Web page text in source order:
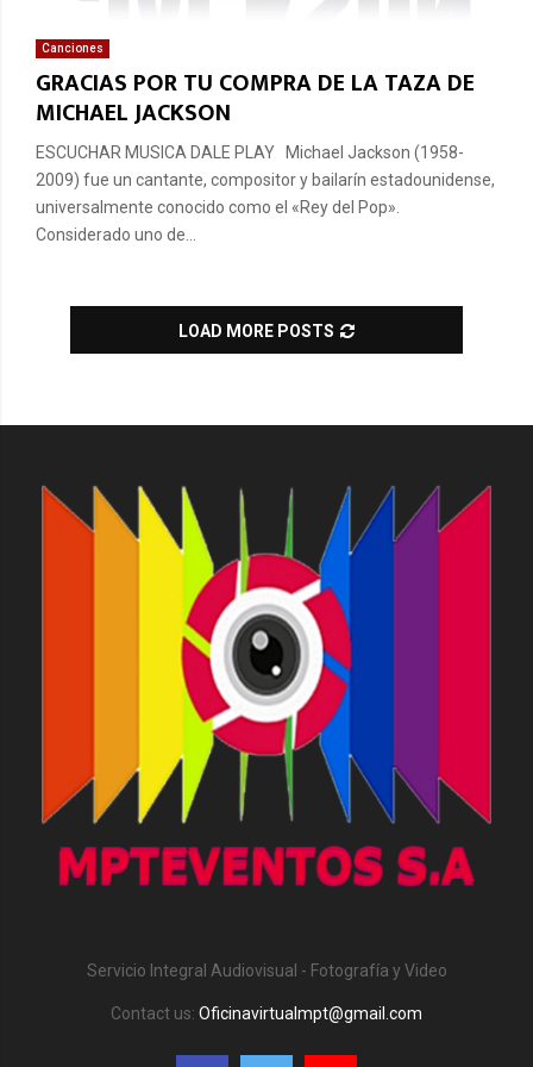
Canciones
GRACIAS POR TU COMPRA DE LA TAZA DE
MICHAEL JACKSON
ESCUCHAR MUSICA DALE PLAY Michael Jackson (1958-
2009) fue un cantante, compositor y bailarín estadounidense,
universalmente conocido como el «Rey del Pop».
Considerado uno de...
LOAD MORE POSTS
Servicio Integral Audiovisual - Fotografía y Video
Contact us: Oficinavirtualmpt@gmail.com